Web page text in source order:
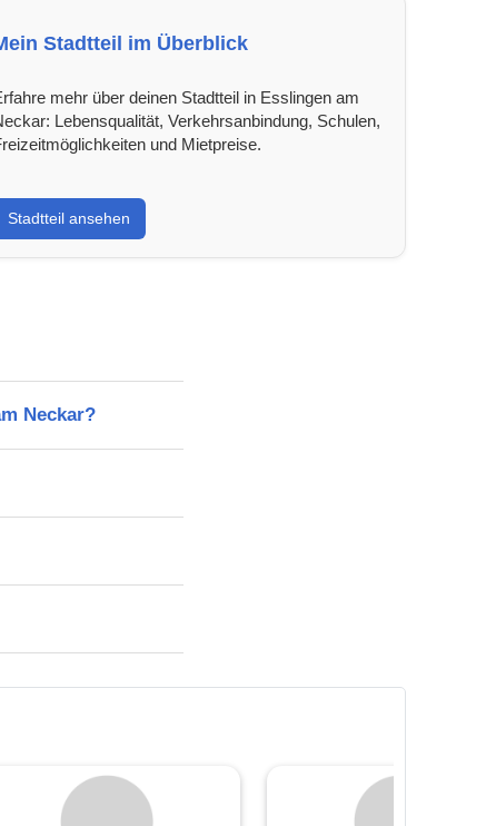
Stadtteil im Überblick
mehr über deinen Stadtteil in Esslingen am
Lebensqualität, Verkehrsanbindung, Schulen,
und Mietpreise.
Stadtteil ansehen
Neckar?